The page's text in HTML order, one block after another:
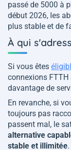
passé de 5000 à
début 2026, les
plus stable et de
À qui
Si vous êtes
connexions
davantage de
En revanche, si
toujours pas
passent mal, le
alternative
stable et illimitée.